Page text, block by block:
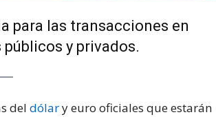
para las transacciones en
y privados.
del dólary euro oficiales que estarán